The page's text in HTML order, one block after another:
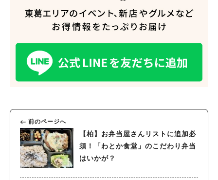
前のページへ
【柏】お弁当屋さんリストに追加必
須！「わとか食堂」のこだわり弁当
はいかが？